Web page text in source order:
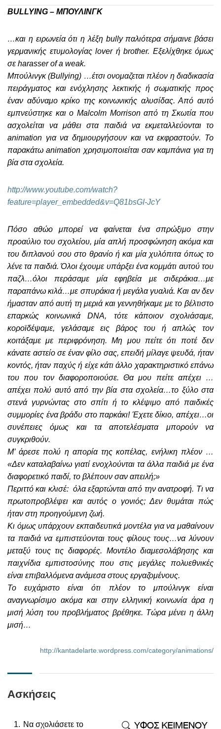
BULLYING – ΜΠΟΥΛΙΝΓΚ
…και η ειρωνεία ότι η λέξη bully παλιότερα σήμαινε βάσει
γερμανικής ετυμολογίας lover ή brother. Εξελίχθηκε όμως
σε harasser of a weak.
Μπούλινγκ (Bullying) …έτσι ονομαζεται πλέον η διαδικασία
πειράγματος και ενόχλησης λεκτικής ή σωματικής προς
έναν αδύναμο κρίκο της κοινωνικής αλυσίδας. Από αυτό
εμπνεύστηκε και ο Malcolm Morrison από τη Σκωτία που
ασχολείται να μάθει στα παιδιά να εκμεταλλεύονται το
animation για να δημιουργήσουν και να εκφραστούν. Το
παρακάτω animation χρησιμοποιείται σαν καμπάνια για τη
βία στα σχολεία.
http://www.youtube.com/watch?
feature=player_embedded&v=Q81bsGI-JcY
Πόσο αθώο μπορεί να φαίνεται ένα σπρώξιμο στην
προαύλιο του σχολείου, μία απλή προσφώνηση ακόμα και
του διπλανού σου στο θρανίο ή και μία χυλόπιτα όπως το
λένε τα παιδιά. Όλοι έχουμε υπάρξει ένα κομμάτι αυτού του
παζλ…όλοι περάσαμε μία εφηβεία με σιδεράκια…με
παραπάνω κιλά…με σπυράκια ή μεγάλα γυαλιά. Και αν δεν
ήμασταν από αυτή τη μεριά και γεννηθήκαμε με το βέλτιστο
επαρκώς κοινωνικά DNA, τότε κάποιον σχολιάσαμε,
κοροϊδέψαμε, γελάσαμε εις βάρος του ή απλώς τον
κοιτάξαμε με περιφρόνηση. Μη μου πείτε ότι ποτέ δεν
κάνατε αστείο σε έναν φίλο σας, επειδή μίλαγε ψευδά, ήταν
κοντός, ήταν παχύς ή είχε κάτι άλλο χαρακτηριστικό επάνω
του που τον διαφοροποιούσε. Θα μου πείτε απέχει …
απέχει πολύ αυτό από την βία στα σχολεία…το ξύλο στα
στενά γυρνώντας στο σπίτι ή το κλέψιμο από παιδικές
συμμορίες ένα βράδυ στο παρκάκι! Έχετε δίκιο, απέχει…οι
συνέπειες όμως και τα αποτελέσματα μπορούν να
συγκριθούν.
Μ’ άρεσε πολύ η απορία της κοπέλας, ενήλικη πλέον …
«Δεν καταλαβαίνω γιατί ενοχλούνται τα άλλα παιδιά με ένα
διαφορετικό παιδί, το βλέπουν σαν απειλή;»
Περιττό και κλισέ: όλα εξαρτώνται από την ανατροφή. Τι να
πρωτοπροβλέψει και αυτός ο γονιός; Δεν θυμάται πώς
ήταν στη προηγούμενη ζωή.
Κι όμως υπάρχουν εκπαιδευτικά μοντέλα για να μαθαίνουν
τα παιδιά να εμπιστεύονται τους φίλους τους…να λύνουν
μεταξύ τους τις διαφορές. Μοντέλο διαμεσολάβησης και
παιχνίδια εμπιστοσύνης που στις μεγάλες πολυεθνικές
είναι επιβαλλόμενα ανάμεσα στους εργαζομένους.
Το ευχάριστο είναι ότι πλέον το μπούλινγκ είναι
αναγνωρίσιμο ακόμα και στην ελληνική κοινωνία άρα η
μισή λύση του προβλήματος βρέθηκε. Τώρα μένει η άλλη
μισή…
http://kantadelarte.wordpress.com/category/animations/
Ασκήσεις
Να σχολιάσετε το